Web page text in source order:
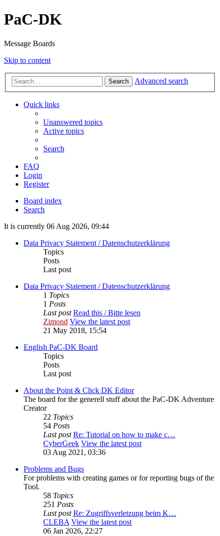
PaC-DK
Message Boards
Skip to content
Search Advanced search
Quick links
Unanswered topics
Active topics
Search
FAQ
Login
Register
Board index
Search
It is currently 06 Aug 2026, 09:44
Data Privacy Statement / Datenschutzerklärung
Topics
Posts
Last post
Data Privacy Statement / Datenschutzerklärung
1 Topics
1 Posts
Last post Read this / Bitte lesen
Zimond View the latest post
21 May 2018, 15:54
English PaC-DK Board
Topics
Posts
Last post
About the Point & Click DK Editor
The board for the generell stuff about the PaC-DK Adventure
Creator
22 Topics
54 Posts
Last post Re: Tutorial on how to make c…
CyberGeek View the latest post
03 Aug 2021, 03:36
Problems and Bugs
For problems with creating games or for reporting bugs of the
Tool.
58 Topics
251 Posts
Last post Re: Zugriffsverletzung beim K…
CLEBA View the latest post
06 Jan 2026, 22:27